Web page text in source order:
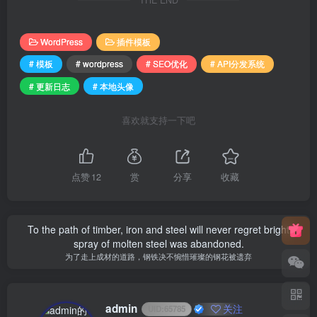
WordPress
插件模板
# 模板
# wordpress # SEO优化
# API分发系统
# 更新日志
# 本地头像
喜欢就支持一下吧
点赞12 赏 分享 收藏
To the path of timber, iron and steel will never regret bright
spray of molten steel was abandoned.
为了走上成材的道路，钢铁决不惋惜璀璨的钢花被遗弃
admin 65785 关注